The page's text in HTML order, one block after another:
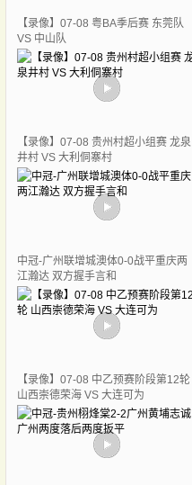
【录像】07-08 粤BA季后赛 东莞队
VS 中山队
【录像】07-08 贵州村超小组赛 龙泉
井村 VS 大利侗寨村
中冠-广州联增城澳体0-0战平重庆两
江瀚达 双方握手言和
【录像】07-08 中乙预赛阶段第12轮
山西崇德荣海 VS 大连可为